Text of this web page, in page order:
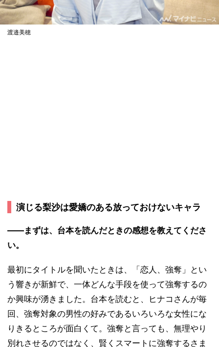
渡邉美穂
演じる梨沙は愛嬌のある放っておけないキャラ
――まずは、台本を読んだときの感想を教えてくださ
い。
最初にタイトルを聞いたときは、「恋人、強奪」とい
う響きが新鮮で、一体どんな手段を使って強奪するの
か興味が湧きました。台本を読むと、ヒナコさんが毎
回、強奪対象の男性の好みであるいろいろな女性にな
りきるところが面白くて。強奪と言っても、無理やり
別れさせるのではなく、賢くスマートに強奪するさま